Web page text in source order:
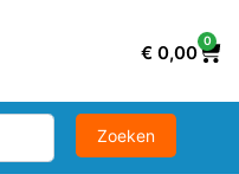
€ 0,00
0